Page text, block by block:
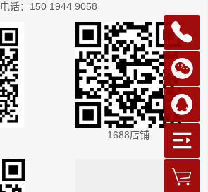
电话：150 1944 9058
1688店铺